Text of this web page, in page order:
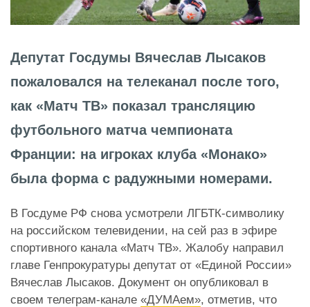
Депутат Госдумы Вячеслав Лысаков
пожаловался на телеканал после того,
как «Матч ТВ» показал трансляцию
футбольного матча чемпионата
Франции: на игроках клуба «Монако»
была форма с радужными номерами.
В Госдуме РФ снова усмотрели ЛГБТК-символику
на российском телевидении, на сей раз в эфире
спортивного канала «Матч ТВ». Жалобу направил
главе Генпрокуратуры депутат от «Единой России»
Вячеслав Лысаков. Документ он опубликовал в
своем телеграм-канале «ДУМАем», отметив, что